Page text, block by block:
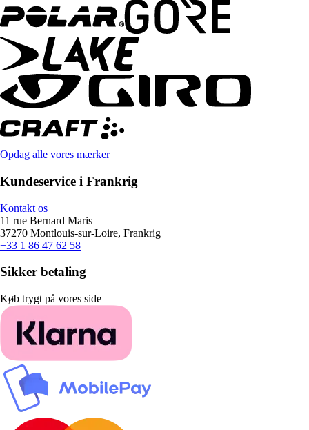
Opdag alle vores mærker
Kundeservice i Frankrig
Kontakt os
11 rue Bernard Maris
37270 Montlouis-sur-Loire, Frankrig
+33 1 86 47 62 58
Sikker betaling
Køb trygt på vores side